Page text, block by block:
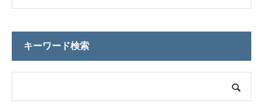
キーワード検索